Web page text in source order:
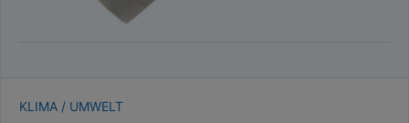
KLIMA / UMWELT